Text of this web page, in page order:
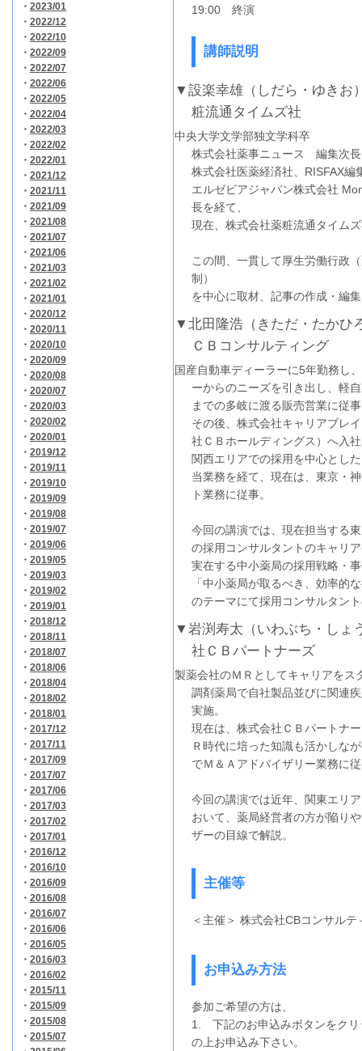
・ 2023/01
・ 2022/12
・ 2022/10
・ 2022/09
・ 2022/07
・ 2022/06
・ 2022/05
・ 2022/04
・ 2022/03
・ 2022/02
・ 2022/01
・ 2021/12
・ 2021/11
・ 2021/09
・ 2021/08
・ 2021/07
・ 2021/06
・ 2021/03
・ 2021/02
・ 2021/01
・ 2020/12
・ 2020/11
・ 2020/10
・ 2020/09
・ 2020/08
・ 2020/07
・ 2020/03
・ 2020/02
・ 2020/01
・ 2019/12
・ 2019/11
・ 2019/10
・ 2019/09
・ 2019/08
・ 2019/07
・ 2019/06
・ 2019/05
・ 2019/03
・ 2019/02
・ 2019/01
・ 2018/12
・ 2018/11
・ 2018/07
・ 2018/06
・ 2018/04
・ 2018/02
・ 2018/01
・ 2017/12
・ 2017/11
・ 2017/09
・ 2017/07
・ 2017/06
・ 2017/03
・ 2017/02
・ 2017/01
・ 2016/12
・ 2016/10
・ 2016/09
・ 2016/08
・ 2016/07
・ 2016/06
・ 2016/05
・ 2016/03
・ 2016/02
・ 2015/11
・ 2015/09
・ 2015/08
・ 2015/07
19:00 終演
講師説明
▼設楽幸雄（しだら・ゆきお
粧流通タイムズ社
中央大学文学部独文学科卒
株式会社薬事ニュース 編集次長
株式会社医薬経済社、RISFAX編
エルゼビアジャパン株式会社
長を経て、
現在、株式会社薬粧流通タイム
この間、一貫して厚生労働行政
制）
を中心に取材、記事の作成・編
▼北田隆浩（きただ・たかひ
ＣＢコンサルティング
国産自動車ディーラーに5年勤務し
ーからのニーズを引き出し、軽
までの多岐に渡る販売営業に従
その後、株式会社キャリアブレ
社ＣＢホールディングス）へ入
関西エリアでの採用を中心とし
当業務を経て、現在は、東京・
ト業務に従事。
今回の講演では、現在担当する
の採用コンサルタントのキャリ
実在する中小薬局の採用戦略・
「中小薬局が取るべき、効率的
のテーマにて採用コンサルタン
▼岩渕寿太（いわぶち・しょ
社ＣＢパートナーズ
製薬会社のＭＲとしてキャリアをス
調剤薬局で自社製品並びに関連
実施。
現在は、株式会社ＣＢパートナ
Ｒ時代に培った知識も活かしな
でＭ＆Ａアドバイザリー業務に
今回の講演では近年、関東エリ
おいて、薬局経営者の方が陥り
ザーの目線で解説。
主催等
＜主催＞ 株式会社CBコンサルテ
お申込み方法
参加ご希望の方は、
1. 下記のお申込みボタンをクリ
の上お申込み下さい。